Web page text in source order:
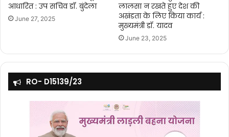
आधारित : उप सचिव डॉ. बुंदेला
June 27, 2025
लालसा न रखते हुए देश की
अखंडता के लिए किया कार्य :
मुख्यमंत्री डॉ. यादव
June 23, 2025
RO- D15139/23